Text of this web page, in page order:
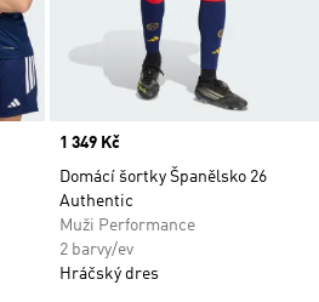
Price
1 349 Kč
Domácí šortky Španělsko 26
Authentic
Muži Performance
2 barvy/ev
Hráčský dres